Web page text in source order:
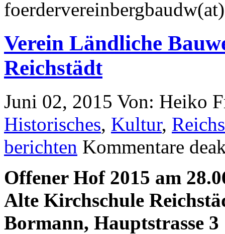
Verein Ländliche
Reichstädt
Juni 02, 2015 Von: Heiko
Historisches, Kultur,
berichten Kommentare
Offener Hof 2015 am
Alte Kirchschule
Bormann, Hauptstrasse 3